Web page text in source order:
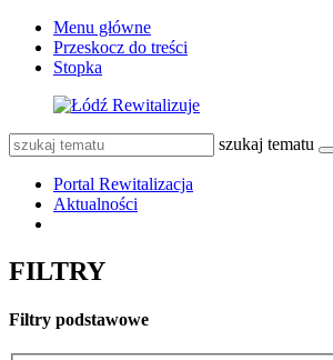
Menu główne
Przeskocz do treści
Stopka
szukaj tematu
Portal Rewitalizacja
Aktualności
FILTRY
Filtry podstawowe